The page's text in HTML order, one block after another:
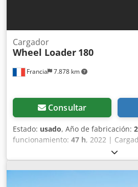
Francia 7.878 km
Cargador
Wheel Loader 180
Consultar
Estado: usado, Año de fabricación:
funcionamiento: 47 h, 2022 |
Cargadora de ruedas usada | 47
Amxsr 📍Ubicación: Francia 🚛
destino: ¡Utilice nuestra
los costos de transporte! 💰 Compre